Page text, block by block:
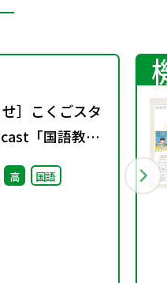
せ］こくごスタ
「国語教科
おす」配信中
高 国語